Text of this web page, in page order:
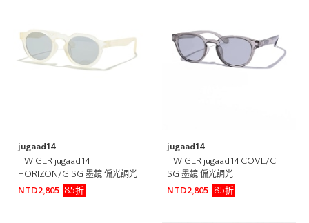
jugaad14
TW GLR jugaad14
HORIZON/G SG 墨鏡 偏光調光
NTD2,805
85折
jugaad14
TW GLR jugaad14 COVE/C
SG 墨鏡 偏光調光
NTD2,805
85折